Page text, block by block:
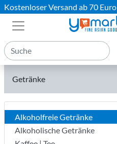
Kostenloser Versand ab 70 Euro
Getränke
Alkoholfreie Getränke
Alkoholische Getränke